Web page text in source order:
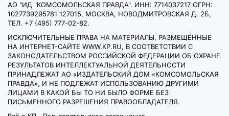
АО "ИД "КОМСОМОЛЬСКАЯ ПРАВДА". ИНН: 7714037217 ОГРН:
1027739295781 127015, МОСКВА, НОВОДМИТРОВСКАЯ Д. 2Б,
ТЕЛ. +7 (495) 777-02-82.
ИСКЛЮЧИТЕЛЬНЫЕ ПРАВА НА МАТЕРИАЛЫ, РАЗМЕЩЁННЫЕ
НА ИНТЕРНЕТ-САЙТЕ WWW.KP.RU, В СООТВЕТСТВИИ С
ЗАКОНОДАТЕЛЬСТВОМ РОССИЙСКОЙ ФЕДЕРАЦИИ ОБ ОХРАНЕ
РЕЗУЛЬТАТОВ ИНТЕЛЛЕКТУАЛЬНОЙ ДЕЯТЕЛЬНОСТИ
ПРИНАДЛЕЖАТ АО «ИЗДАТЕЛЬСКИЙ ДОМ «КОМСОМОЛЬСКАЯ
ПРАВДА», И НЕ ПОДЛЕЖАТ ИСПОЛЬЗОВАНИЮ ДРУГИМИ
ЛИЦАМИ В КАКОЙ БЫ ТО НИ БЫЛО ФОРМЕ БЕЗ
ПИСЬМЕННОГО РАЗРЕШЕНИЯ ПРАВООБЛАДАТЕЛЯ.